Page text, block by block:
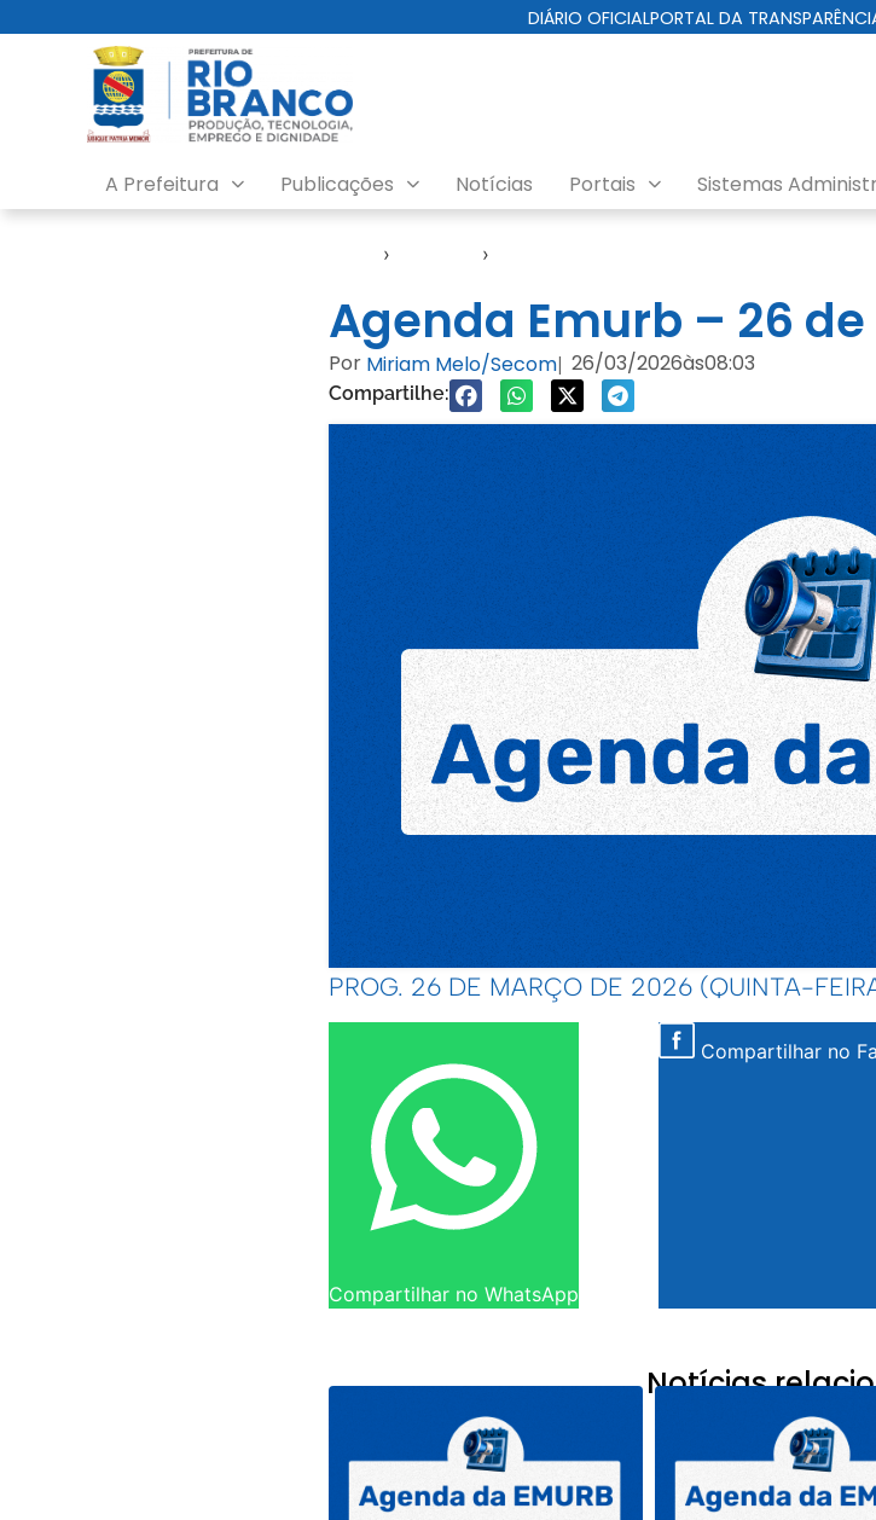
DIÁRIO OFICIALPORTAL DA
A Prefeitura Publicações Notícias Portais Sistemas
› ›
Agenda Emurb – 26
Por Miriam Melo/Secom| 26/03/2026às08:03
Compartilhe:
PROG. 26 DE MARÇO DE 2026 (QUINTA-
Compartilhar no WhatsApp
Compartilhar no
Notícias